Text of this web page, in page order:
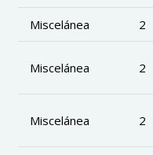
Miscelánea 2
Miscelánea 2
Miscelánea 2